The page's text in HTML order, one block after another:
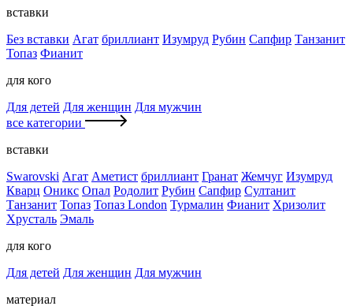
вставки
Без вставки Агат бриллиант Изумруд Рубин Сапфир Танзанит
Топаз Фианит
для кого
Для детей Для женщин Для мужчин
все категории
вставки
Swarovski Агат Аметист бриллиант Гранат Жемчуг Изумруд
Кварц Оникс Опал Родолит Рубин Сапфир Султанит
Танзанит Топаз Топаз London Турмалин Фианит Хризолит
Хрусталь Эмаль
для кого
Для детей Для женщин Для мужчин
материал